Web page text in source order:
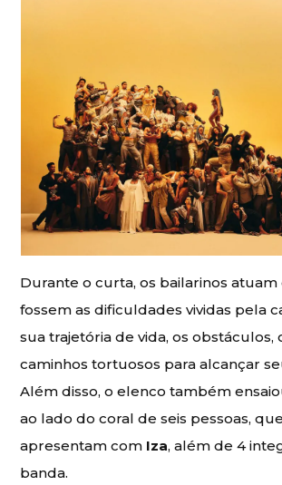
Durante o curta, os bailarinos atuam
fossem as dificuldades vividas pela
sua trajetória de vida, os obstáculos,
caminhos tortuosos para alcançar
Além disso, o elenco também
ao lado do coral de seis pessoas,
apresentam com Iza, além de 4
banda.